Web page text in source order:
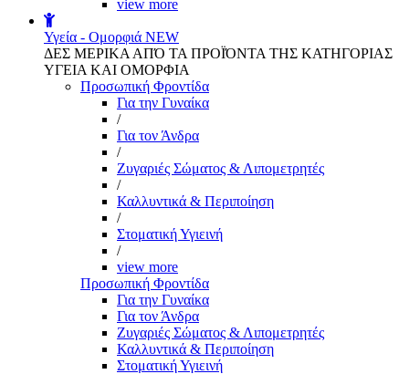
view more
Υγεία - Ομορφιά NEW
ΔΕΣ ΜΕΡΙΚΑ ΑΠΌ ΤΑ ΠΡΟΪΌΝΤΑ ΤΗΣ ΚΑΤΗΓΟΡΙΑΣ
ΥΓΕΙΑ ΚΑΙ ΟΜΟΡΦΙΑ
Προσωπική Φροντίδα
Για την Γυναίκα
/
Για τον Άνδρα
/
Ζυγαριές Σώματος & Λιπομετρητές
/
Καλλυντικά & Περιποίηση
/
Στοματική Υγιεινή
/
view more
Προσωπική Φροντίδα
Για την Γυναίκα
Για τον Άνδρα
Ζυγαριές Σώματος & Λιπομετρητές
Καλλυντικά & Περιποίηση
Στοματική Υγιεινή